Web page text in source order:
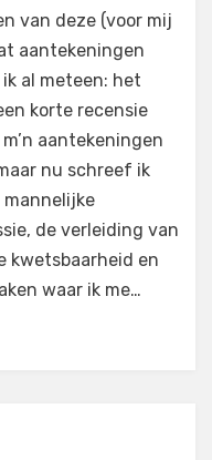
van deze (voor mij
aantekeningen
al meteen: het
korte recensie
aantekeningen
nu schreef ik
de verleiding van
kwetsbaarheid en
waar ik me…